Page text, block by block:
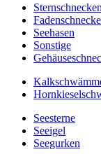
Sternschnecken
Seehasen
Sonstige
Seesterne
Seeigel
Seegurken